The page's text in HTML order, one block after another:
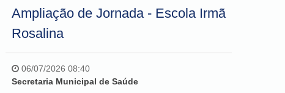
Ampliação de Jornada - Escola Irmã
Rosalina
06/07/2026 08:40
Secretaria Municipal de Saúde